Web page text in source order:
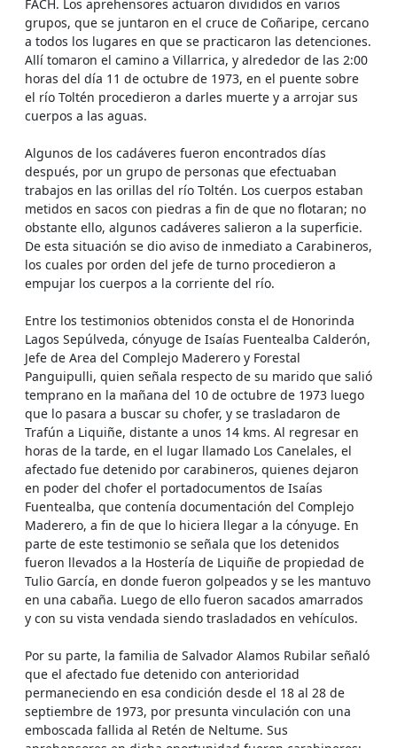
FACH. Los aprehensores actuaron divididos en varios
grupos, que se juntaron en el cruce de Coñaripe, cercano
a todos los lugares en que se practicaron las detenciones.
Allí tomaron el camino a Villarrica, y alrededor de las 2:00
horas del día 11 de octubre de 1973, en el puente sobre
el río Toltén procedieron a darles muerte y a arrojar sus
cuerpos a las aguas.
Algunos de los cadáveres fueron encontrados días
después, por un grupo de personas que efectuaban
trabajos en las orillas del río Toltén. Los cuerpos estaban
metidos en sacos con piedras a fin de que no flotaran; no
obstante ello, algunos cadáveres salieron a la superficie.
De esta situación se dio aviso de inmediato a Carabineros,
los cuales por orden del jefe de turno procedieron a
empujar los cuerpos a la corriente del río.
Entre los testimonios obtenidos consta el de Honorinda
Lagos Sepúlveda, cónyuge de Isaías Fuentealba Calderón,
Jefe de Area del Complejo Maderero y Forestal
Panguipulli, quien señala respecto de su marido que salió
temprano en la mañana del 10 de octubre de 1973 luego
que lo pasara a buscar su chofer, y se trasladaron de
Trafún a Liquiñe, distante a unos 14 kms. Al regresar en
horas de la tarde, en el lugar llamado Los Canelales, el
afectado fue detenido por carabineros, quienes dejaron
en poder del chofer el portadocumentos de Isaías
Fuentealba, que contenía documentación del Complejo
Maderero, a fin de que lo hiciera llegar a la cónyuge. En
parte de este testimonio se señala que los detenidos
fueron llevados a la Hostería de Liquiñe de propiedad de
Tulio García, en donde fueron golpeados y se les mantuvo
en una cabaña. Luego de ello fueron sacados amarrados
y con su vista vendada siendo trasladados en vehículos.
Por su parte, la familia de Salvador Alamos Rubilar señaló
que el afectado fue detenido con anterioridad
permaneciendo en esa condición desde el 18 al 28 de
septiembre de 1973, por presunta vinculación con una
emboscada fallida al Retén de Neltume. Sus